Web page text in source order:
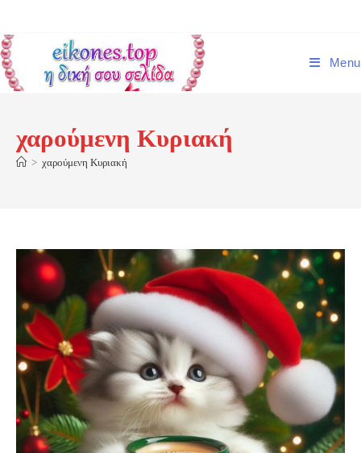
content
Menu
χαρούμενη Κυριακή
> χαρούμενη Κυριακή